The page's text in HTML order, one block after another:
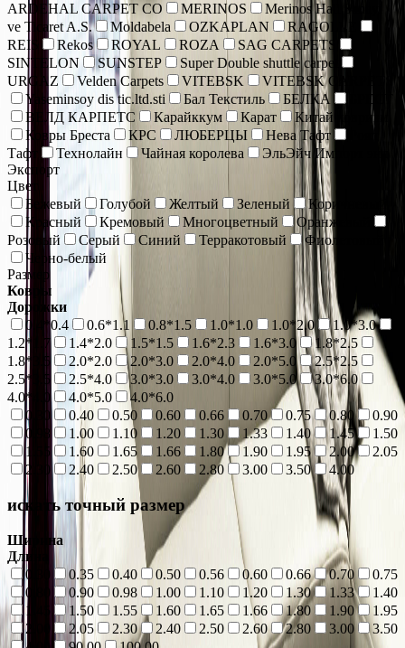
ARDEHAL CARPET CO
MERINOS
Merinos Hall Sanayi
ve Ticaret A.S.
Moldabela OZKAPLAN
RAGOLLE
REIS
Rekos ROYAL ROZA
SAG CARPETS
SINTELON
SUNSTEP
Super Double shuttle carpet
URGAZ
Velden Carpets VITEBSK
VITEBSK CARPETS
Yaseminsoy dis tic.ltd.sti
Бал Текстиль БЕЛКА
БРЕСТ
ВЕЛД КАРПЕТС
Карайккум Карат
Китай коврики
Ковры Бреста
КРС ЛЮБЕРЦЫ Нева Тафт
Тафт
Технолайн Чайная королева
ЭльЭйч Импорт энд
Экспорт
Цвет
Бежевый
Голубой Желтый Зеленый
Коричневый
Красный
Кремовый Многоцветный
Оранжевый
Розовый
Серый Синий Терракотовый
Фиолетовый
Черно-белый
Размер
Ковры
Дорожки
0.4*0.4
0.6*1.1 0.8*1.5 1.0*1.0 1.0*2.0
1.0*3.0
1.2*1.7
1.4*2.0 1.5*1.5 1.6*2.3 1.6*3.0
1.8*2.5
1.8*3.5
2.0*2.0 2.0*3.0 2.0*4.0 2.0*5.0
2.5*2.5
2.5*3.5
2.5*4.0 3.0*3.0 3.0*4.0 3.0*5.0
3.0*6.0
4.0*4.0
4.0*5.0
4.0*6.0
0.30
0.40 0.50 0.60 0.66 0.70 0.75 0.80
0.90
0.98
1.00 1.10 1.20 1.30 1.33 1.40 1.45
1.50
1.55
1.60 1.65 1.66 1.80 1.90 1.95 2.00
2.05
2.30
2.40 2.50 2.60 2.80 3.00 3.50 4.00
искать точный размер
Ширина
Длина
0.30
0.35 0.40 0.50 0.56 0.60 0.66 0.70
0.75
0.80
0.90 0.98 1.00 1.10 1.20 1.30 1.33
1.40
1.45
1.50 1.55 1.60 1.65 1.66 1.80 1.90
1.95
2.00
2.05 2.30 2.40 2.50 2.60 2.80 3.00
3.50